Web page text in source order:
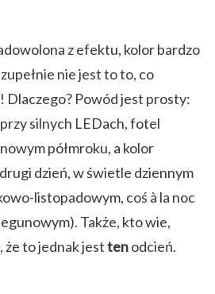
z efektu, kolor bardzo
nie jest to to, co
Dlaczego? Powód jest prosty:
silnych LEDach, fotel
półmroku, a kolor
dzień, w świetle dziennym
listopadowym, coś à la noc
Także, kto wie,
że to jednak jesttenodcień.